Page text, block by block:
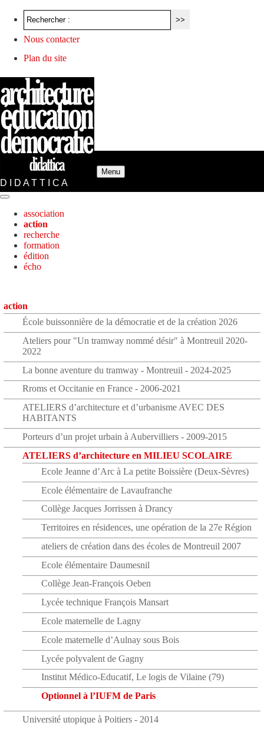
Nous contacter
Plan du site
Menu
D I D A T T I C A
association
action
recherche
formation
édition
écho
action
École buissonnière de la démocratie et de la création 2026
Ateliers pour "Un tramway nommé désir" à Montreuil 2020-
2022
La bonne aventure du tramway - Montreuil - 2024-2025
Rroms et Occitanie en France - 2006-2021
ATELIERS d’architecture et d’urbanisme AVEC DES
HABITANTS
Porteurs d’un projet urbain à Aubervilliers - 2009-2015
ATELIERS d’architecture en MILIEU SCOLAIRE
Ecole Jeanne d’Arc à La petite Boissière (Deux-Sèvres)
Ecole élémentaire de Lavaufranche
Collège Jacques Jorrissen à Drancy
Territoires en résidences, une opération de la 27e Région
ateliers de création dans des écoles de Montreuil 2007
Ecole élémentaire Daumesnil
Collège Jean-François Oeben
Lycée technique François Mansart
Ecole maternelle de Lagny
Ecole maternelle d’Aulnay sous Bois
Lycée polyvalent de Gagny
Institut Médico-Educatif, Le logis de Vilaine (79)
Optionnel à l’IUFM de Paris
Université utopique à Poitiers - 2014